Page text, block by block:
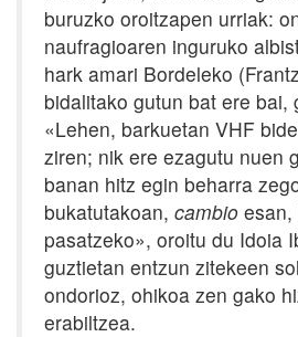
buruzko oroitzapen urriak:
naufragioaren inguruko
hark amari Bordeleko
bidalitako gutun bat ere bai,
«Lehen, barkuetan VHF
ziren; nik ere ezagutu nuen
banan hitz egin beharra
bukatutakoan, cambio esan,
pasatzeko», oroitu du Idoia
guztietan entzun zitekeen
ondorioz, ohikoa zen gako
erabiltzea.